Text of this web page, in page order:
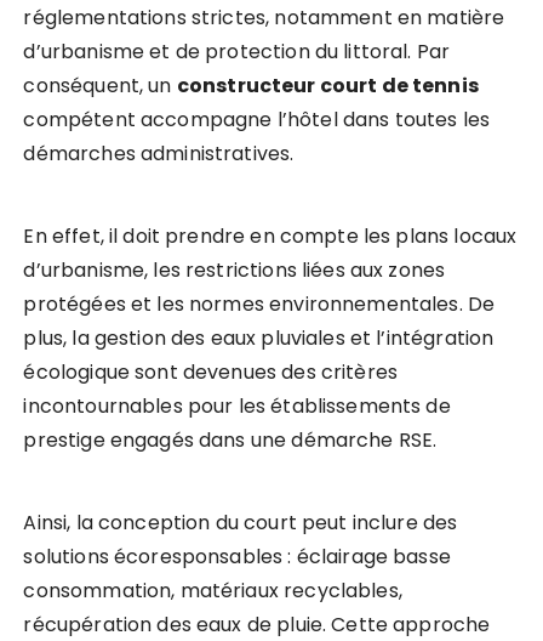
réglementations strictes, notamment en matière
d’urbanisme et de protection du littoral. Par
conséquent, un constructeur court de tennis
compétent accompagne l’hôtel dans toutes les
démarches administratives.
En effet, il doit prendre en compte les plans locaux
d’urbanisme, les restrictions liées aux zones
protégées et les normes environnementales. De
plus, la gestion des eaux pluviales et l’intégration
écologique sont devenues des critères
incontournables pour les établissements de
prestige engagés dans une démarche RSE.
Ainsi, la conception du court peut inclure des
solutions écoresponsables : éclairage basse
consommation, matériaux recyclables,
récupération des eaux de pluie. Cette approche